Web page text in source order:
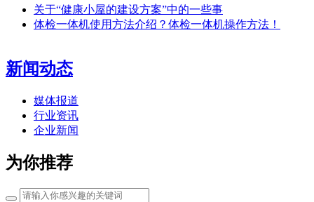
关于“健康小屋的建设方案”中的一些事
体检一体机使用方法介绍？体检一体机操作方法！
新闻动态
媒体报道
行业资讯
企业新闻
为你推荐